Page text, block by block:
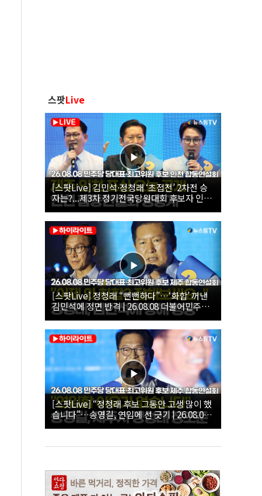
스팟Live
[스팟Live] 김민석·정청래 ‘초접전’ 2차전 승
자는?...제3차 정기전국당원대회 후보자 인천
합동연설회 생중계 | 26.08.08
[스팟Live] 정청래 “뻔뻔하다”…‘화합’ 꺼낸
김민석에 정면 반격 | 26.08.08 더불어민주당
당대표·최고위원 후보 제주 합동연설회
[스팟Live] “정청래 후보 그동안 고생 많이 했
습니다”…송영길, 연임에 선 긋기 | 26.08.08
더불어민주당 당대표·최고위원 후보 제주 합